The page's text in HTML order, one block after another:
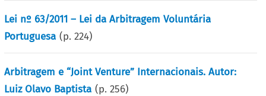
Lei nº 63/2011 – Lei da Arbitragem Voluntária
Portuguesa (p.224)
Arbitragem e “Joint Venture” Internacionais. Autor:
Luiz Olavo Baptista (p.256)